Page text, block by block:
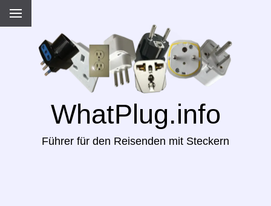
WhatPlug.info
Führer für den Reisenden mit Steckern